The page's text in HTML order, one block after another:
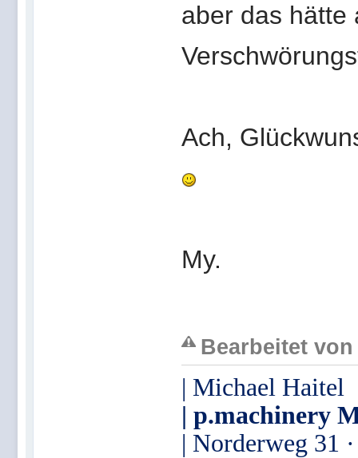
aber das hätte
Ach,
My.
Bearbeitet von
| Michael Haitel
| p.machinery
| Norderweg 31